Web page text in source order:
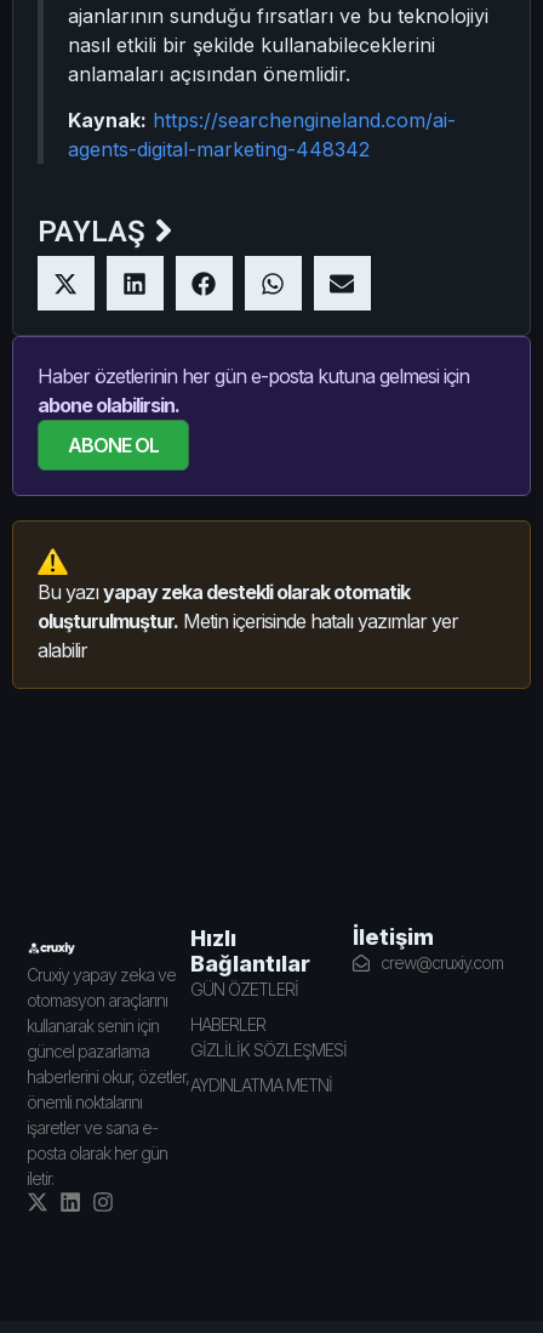
ajanlarının sunduğu fırsatları ve bu teknolojiyi
nasıl etkili bir şekilde kullanabileceklerini
anlamaları açısından önemlidir.
Kaynak: https://searchengineland.com/ai-
agents-digital-marketing-448342
PAYLAŞ
Haber özetlerinin her gün e-posta kutuna gelmesi için
abone olabilirsin.
ABONE OL
Bu yazıyapay zeka destekli olarak otomatik
oluşturulmuştur. Metin içerisinde hatalı yazımlar yer
alabilir
Cruxiy yapay zeka ve
otomasyon araçlarını
kullanarak senin için
güncel pazarlama
haberlerini okur, özetler,
önemli noktalarını
işaretler ve sana e-
posta olarak her gün
iletir.
Hızlı
Bağlantılar
GÜN ÖZETLERİ
HABERLER
GİZLİLİK SÖZLEŞMESİ
AYDINLATMA METNİ
İletişim
crew@cruxiy.com